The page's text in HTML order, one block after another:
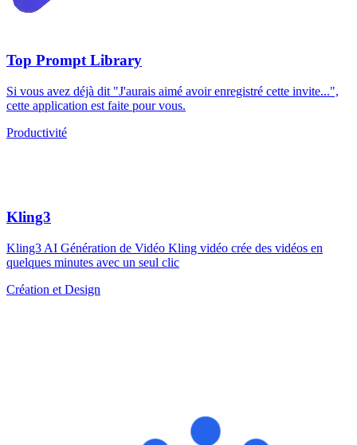
Top Prompt Library
Si vous avez déjà dit "J'aurais aimé avoir enregistré cette invite...",
cette application est faite pour vous.
Productivité
Kling3
Kling3 AI Génération de Vidéo Kling vidéo crée des vidéos en
quelques minutes avec un seul clic
Création et Design